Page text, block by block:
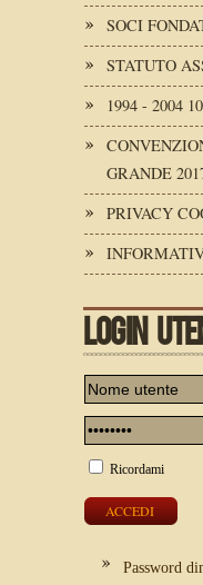
SOCI
STATUTO
1994 - 2004
GRANDE
PRIVACY
LOGIN
Ricordami
Password